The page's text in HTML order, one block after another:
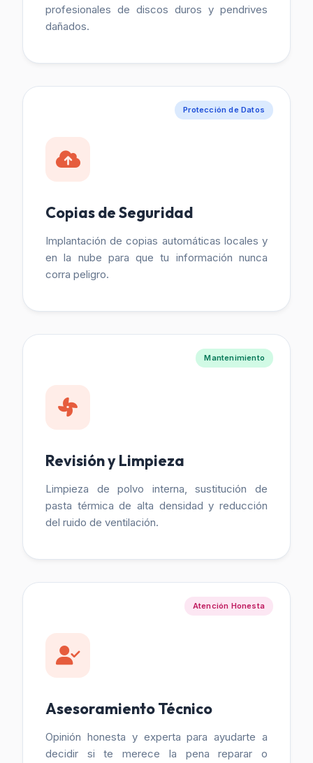
profesionales de discos duros y pendrives
dañados.
Protección de Datos
Copias de Seguridad
Implantación de copias automáticas locales y
en la nube para que tu información nunca
corra peligro.
Mantenimiento
Revisión y Limpieza
Limpieza de polvo interna, sustitución de
pasta térmica de alta densidad y reducción
del ruido de ventilación.
Atención Honesta
Asesoramiento Técnico
Opinión honesta y experta para ayudarte a
decidir si te merece la pena reparar o